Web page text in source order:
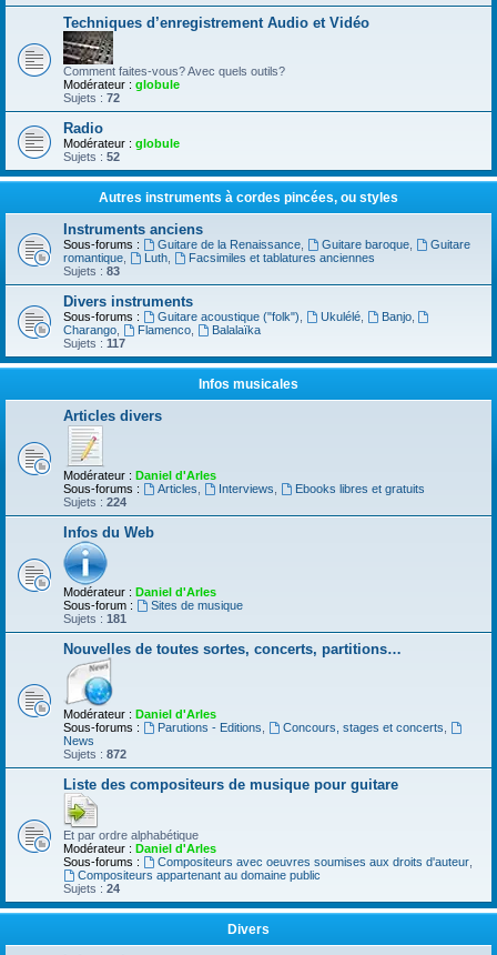
Techniques d’enregistrement Audio et Vidéo
Comment faites-vous? Avec quels outils?
Modérateur : globule
Sujets : 72
Radio
Modérateur : globule
Sujets : 52
Autres instruments à cordes pincées, ou styles
Instruments anciens
Sous-forums : Guitare de la Renaissance, Guitare baroque,
Guitare
romantique
Luth,
Facsimiles et tablatures anciennes
Sujets : 83
Divers instruments
Sous-forums : Guitare acoustique ("folk") Ukulélé, Banjo,
Charango
Flamenco,
Balalaïka
Sujets : 117
Infos musicales
Articles divers
Modérateur : Daniel d'Arles
Sous-forums :
Articles Interviews
Ebooks libres et gratuits
Sujets : 224
Infos du Web
Modérateur : Daniel d'Arles
Sous-forum :
Sites de musique
Sujets : 181
Nouvelles de toutes sortes, concerts, partitions…
Modérateur : Daniel d'Arles
Sous-forums :
Parutions - Editions Concours, stages et concerts
News
Sujets : 872
Liste des compositeurs de musique pour guitare
Et par ordre alphabétique
Modérateur : Daniel d'Arles
Sous-forums :
Compositeurs avec oeuvres soumises aux droits d'auteur,
Compositeurs appartenant au domaine public
Sujets : 24
Divers